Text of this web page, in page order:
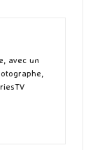
avec un